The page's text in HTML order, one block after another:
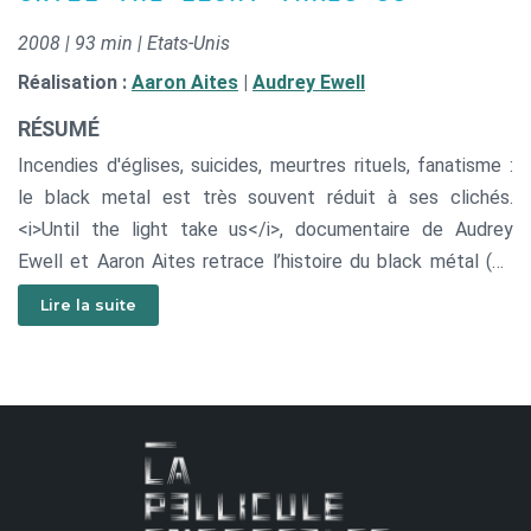
2008 | 93 min | Etats-Unis
Réalisation : Aaron Aites Audrey Ewell
RÉSUMÉ
Incendies d'églises, suicides, meurtres rituels, fanatisme :
le black metal est très souvent réduit à ses clichés.
<i>Until the light take us</i>, documentaire de Audrey
Ewell et Aaron Aites retrace l’histoire du black métal (ce
genre qui naît en réaction et opposition au métal devenu
trop commercial au début des années 90) et de ses
de montrer la différence entre des actes de violence
isolés et surmédiatisés et les simples passionnés de
musique, en étudiant précisément la scène norvégienne : le
Lire la suite